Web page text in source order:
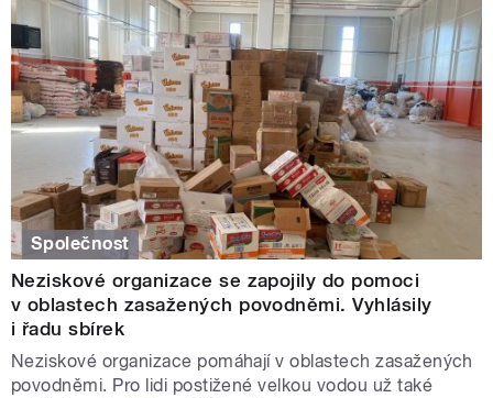
Společnost
Neziskové organizace se zapojily do pomoci
v oblastech zasažených povodněmi. Vyhlásily
i řadu sbírek
Neziskové organizace pomáhají v oblastech zasažených
povodněmi. Pro lidi postižené velkou vodou už také